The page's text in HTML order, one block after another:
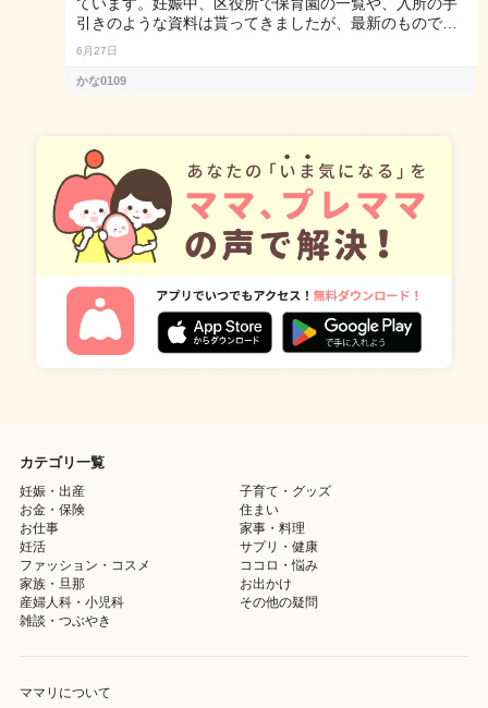
引きのような資料は貰ってきましたが、最新のもので…
6月27日
かな0109
カテゴリ一覧
妊娠・出産
子育て・グッズ
お金・保険
住まい
お仕事
家事・料理
妊活
サプリ・健康
ファッション・コスメ
ココロ・悩み
家族・旦那
お出かけ
産婦人科・小児科
その他の疑問
雑談・つぶやき
ママリについて